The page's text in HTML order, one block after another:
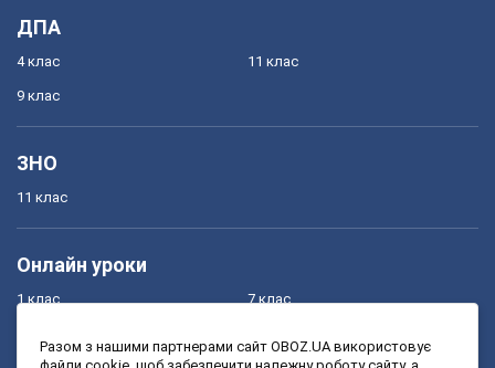
ДПА
4 клас
9 клас
11 клас
ЗНО
11 клас
Онлайн уроки
1 клас 7 клас
Разом з нашими партнерами сайт OBOZ.UA використовує